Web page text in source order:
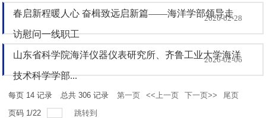
春启新程暖人心 奋楫致远启新篇——海洋学部领导走
访慰问一线职工
2026-02-28
山东省科学院海洋仪器仪表研究所、齐鲁工业大学海洋
技术科学学部...
2026-02-06
每页 14 记录 总共306 记录 第一页 <<上一页 下一页>>
尾页
页码 1/22 跳转到